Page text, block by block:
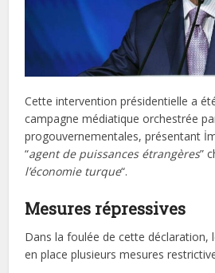
Cette intervention présidentielle a
campagne médiatique orchestrée
progouvernementales, présentant
“agent de puissances étrangères”
l’économie turque“.
Mesures répressives
Dans la foulée de cette déclaration,
en place plusieurs mesures